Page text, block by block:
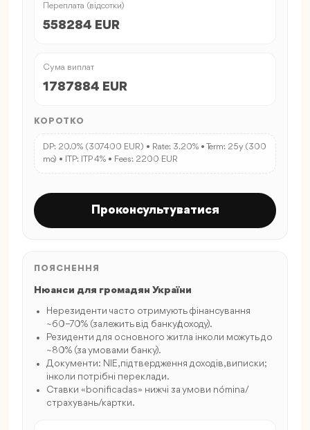
Переплата (відсотки)
558284 EUR
Сума виплат
1787884 EUR
КОРОТКО
DP: 20.0% (307400 EUR) • Rate: 3.20% • Term: 25y (300
mo) • ITP: ITP 4% • Fees: 2200 EUR
Проконсультуватися
ПОЯСНЕННЯ
Нюанси для громадян України
Нерезиденти часто отримують фінансування
~60–70% (залежить від банку/доходу).
Резиденти для основного житла інколи можуть до
~80% (за умовами банку).
Документи: NIE, підтвердження доходів, виписки;
інколи потрібні переклади.
Ставки «bonificadas» нижчі за умови nómina/
страхувань/картки.